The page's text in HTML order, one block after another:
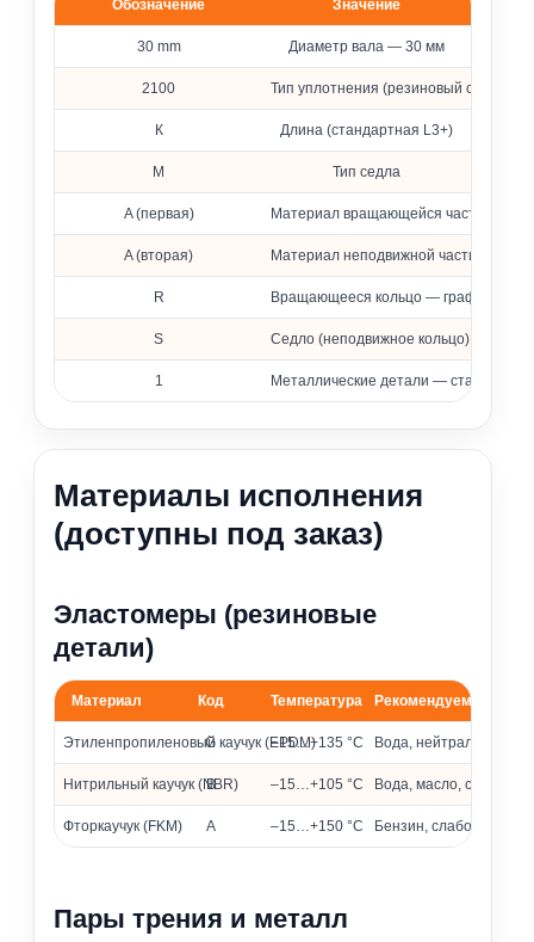
Расшифровка обозначения уплотнения 2100
Обозначение Значение
30 mm Диаметр вала — 30 мм
2100 Тип уплотнения (резиновый сильфон)
К Длина (стандартная L3+)
M Тип седла
A (первая) Материал вращающейся части —
A (вторая) Материал неподвижной части —
R Вращающееся кольцо — графит,
S Седло (неподвижное кольцо) —
1 Металлические детали — сталь 316
Материалы исполнения
(доступны под заказ)
Эластомеры (резиновые
детали)
Материалы эластомеров и их применение
Материал Код Температура Рекомендуемые
Этиленпропиленовый каучук (EPDM)
G –15…+135 °C Вода, нейтральные и
Нитрильный каучук (NBR)
B –15…+105 °C Вода, масло,
Фторкаучук (FKM) A –15…+150 °C Бензин,
Пары трения и металл